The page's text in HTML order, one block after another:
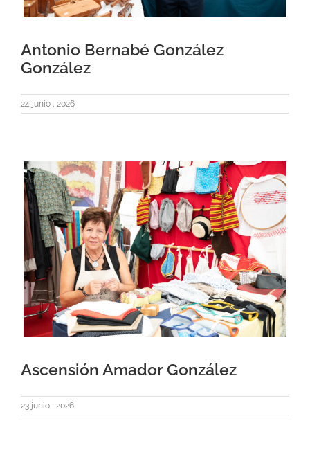
Antonio Bernabé González
González
24 junio , 2026
Ascensión Amador González
23 junio , 2026